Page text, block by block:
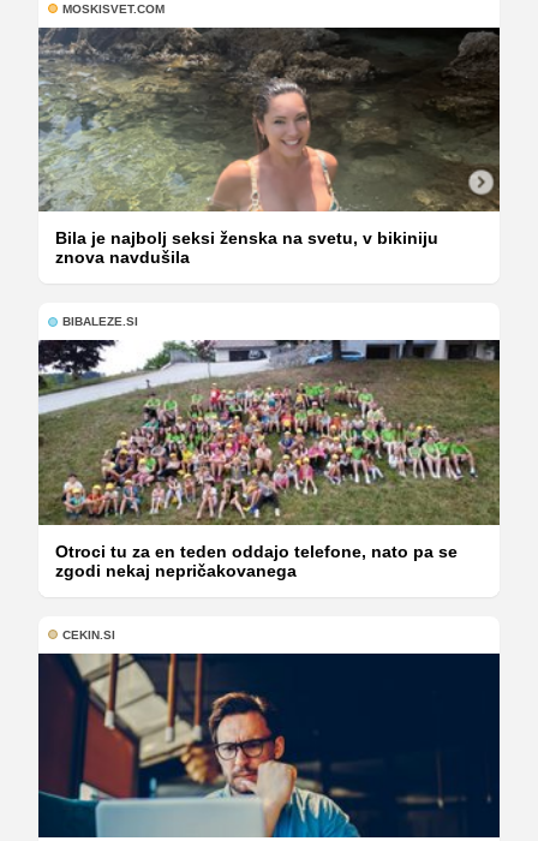
MOSKISVET.COM
Bila je najbolj seksi ženska na svetu, v bikiniju
znova navdušila
BIBALEZE.SI
Otroci tu za en teden oddajo telefone, nato pa se
zgodi nekaj nepričakovanega
CEKIN.SI